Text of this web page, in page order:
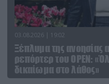
03.08.2026 | 19:02
Ξέπλυμα της ανοησίας
ρεπόρτερ του ΟΡΕΝ:
δικαίωμα στο λάθος»